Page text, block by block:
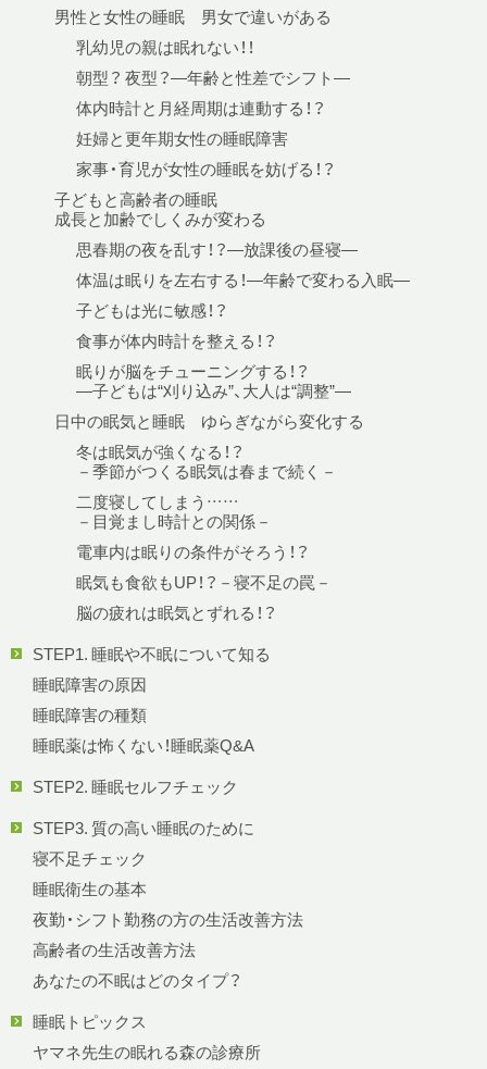
男性と女性の睡眠 男女で違いがある
乳幼児の親は眠れない！！
朝型？ 夜型？—年齢と性差でシフト—
体内時計と月経周期は連動する！？
妊婦と更年期女性の睡眠障害
家事・育児が女性の睡眠を妨げる！？
子どもと高齢者の睡眠
成長と加齢でしくみが変わる
思春期の夜を乱す！？—放課後の昼寝—
体温は眠りを左右する！—年齢で変わる入眠—
子どもは光に敏感！？
食事が体内時計を整える！？
眠りが脳をチューニングする！？
—子どもは“刈り込み”、大人は“調整”—
日中の眠気と睡眠 ゆらぎながら変化する
冬は眠気が強くなる！？
－季節がつくる眠気は春まで続く－
二度寝してしまう……
－目覚まし時計との関係－
電車内は眠りの条件がそろう！？
眠気も食欲もUP！？－寝不足の罠－
脳の疲れは眠気とずれる！？
STEP1. 睡眠や不眠について知る
睡眠障害の原因
睡眠障害の種類
睡眠薬は怖くない！睡眠薬Q&A
STEP2. 睡眠セルフチェック
STEP3. 質の高い睡眠のために
寝不足チェック
睡眠衛生の基本
夜勤・シフト勤務の方の生活改善方法
高齢者の生活改善方法
あなたの不眠はどのタイプ？
睡眠トピックス
ヤマネ先生の眠れる森の診療所